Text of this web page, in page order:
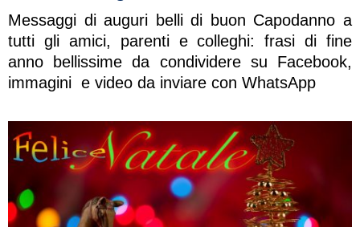
Messaggi di auguri belli di buon Capodanno a
tutti gli amici, parenti e colleghi: frasi di fine
anno bellissime da condividere su Facebook,
immagini e video da inviare con WhatsApp